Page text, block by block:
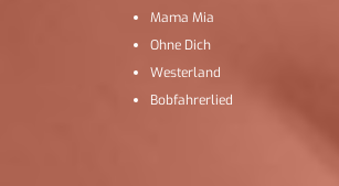
Mama Mia
Ohne Dich
Westerland
Bobfahrerlied